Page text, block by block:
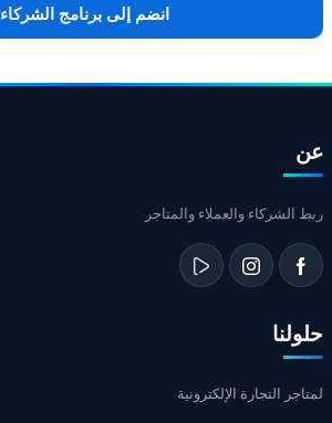
انضم إلى برنامج الشركاء
عن
ربط الشركاء والعملاء والمتاجر
حلولنا
لمتاجر التجارة الإلكترونية